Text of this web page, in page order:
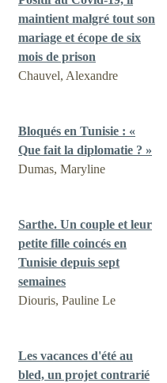
maintient malgré tout son
mariage et écope de six
mois de prison
Chauvel, Alexandre
Bloqués en Tunisie : «
Que fait la diplomatie ? »
Dumas, Maryline
Sarthe. Un couple et leur
petite fille coincés en
Tunisie depuis sept
semaines
Diouris, Pauline Le
Les vacances d'été au
bled, un projet contrarié